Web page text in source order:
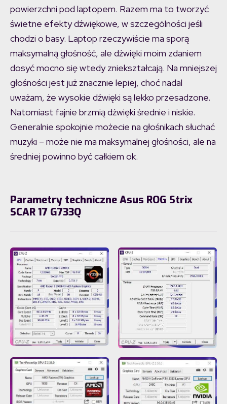
powierzchni pod laptopem. Razem ma to tworzyć
świetne efekty dźwiękowe, w szczególności jeśli
chodzi o basy. Laptop rzeczywiście ma sporą
maksymalną głośność, ale dźwięki moim zdaniem
dosyć mocno się wtedy zniekształcają. Na mniejszej
głośności jest już znacznie lepiej, choć nadal
uważam, że wysokie dźwięki są lekko przesadzone.
Natomiast fajnie brzmią dźwięki średnie i niskie.
Generalnie spokojnie możecie na głośnikach słuchać
muzyki – może nie ma maksymalnej głośności, ale na
średniej powinno być całkiem ok.
Parametry techniczne Asus ROG Strix
SCAR 17 G733Q